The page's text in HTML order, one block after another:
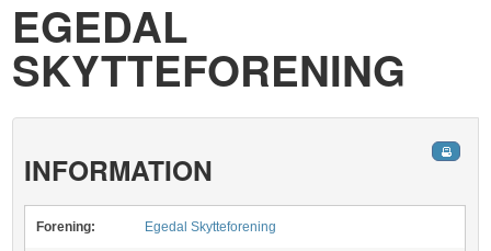
EGEDAL
SKYTTEFORENING
INFORMATION
Forening: Egedal Skytteforening